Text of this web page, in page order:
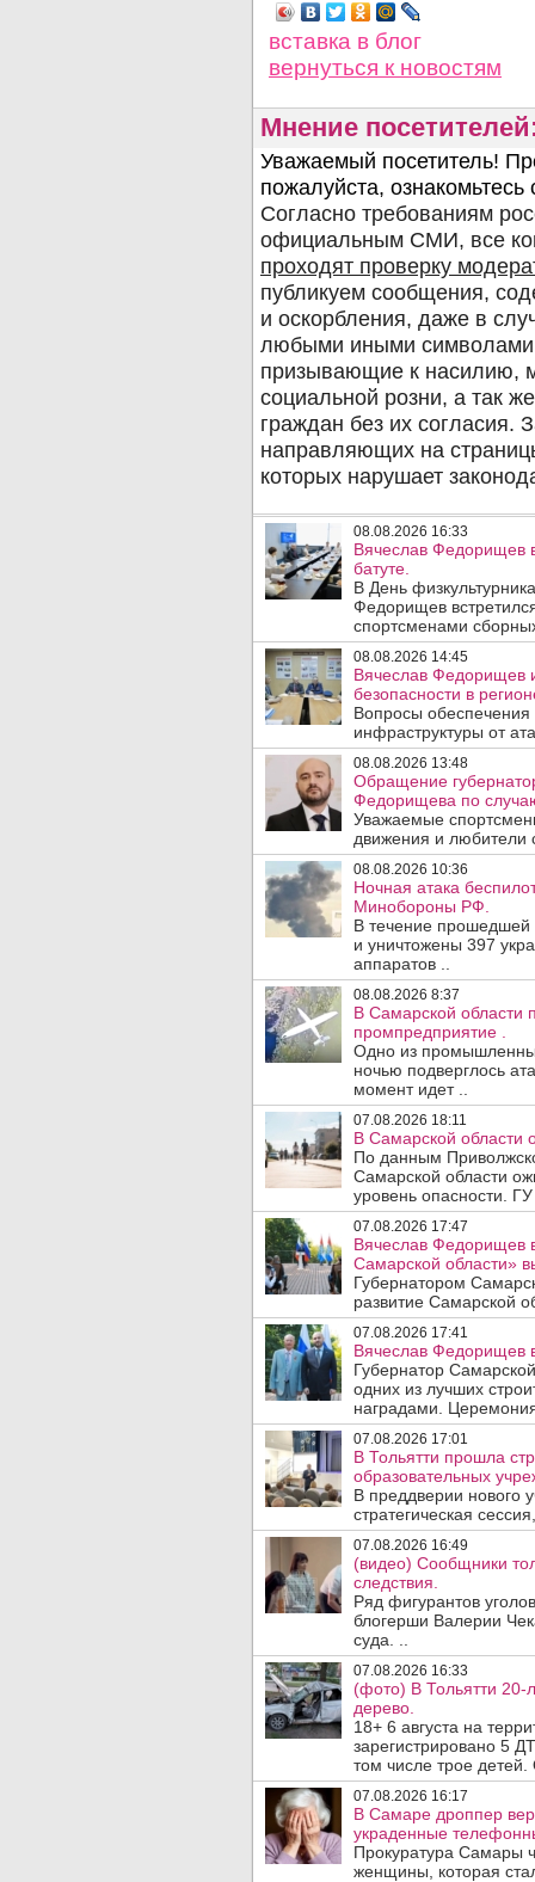
вставка в блог
вернуться к новостям
Мнение
08.08.2026 16:33
Вячеслав Федорищев
батуте.
В День
Федорищев
спортсменами
08.08.2026 14:45
Вячеслав Федорищев
безопасности в
Вопросы обеспечения
инфраструктуры от
08.08.2026 13:48
Обращение
Федорищева по
Уважаемые
движения и любители
08.08.2026 10:36
Ночная атака
Минобороны РФ.
В течение
и уничтожены 397
аппаратов ..
08.08.2026 8:37
В Самарской области
промпредприятие .
Одно из
ночью подверглось
момент идет ..
07.08.2026 18:11
В Самарской области
По данным
Самарской области
уровень опасности.
07.08.2026 17:47
Вячеслав Федорищев
Самарской области»
Губернатором
развитие Самарской
07.08.2026 17:41
Вячеслав Федорищев
Губернатор
одних из лучших
наградами.
07.08.2026 17:01
В Тольятти прошла
образовательных
В преддверии нового
стратегическая
07.08.2026 16:49
(видео) Сообщники
следствия.
Ряд фигурантов
блогерши Валерии
суда. ..
07.08.2026 16:33
(фото) В Тольятти 20-
дерево.
18+ 6 августа на
зарегистрировано 5
том числе трое
07.08.2026 16:17
В Самаре дроппер
украденные
Прокуратура Самары
женщины, которая